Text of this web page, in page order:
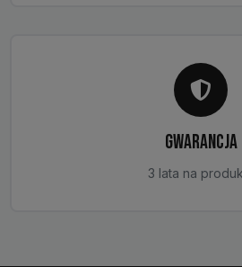
GWARANCJA
3 lata na